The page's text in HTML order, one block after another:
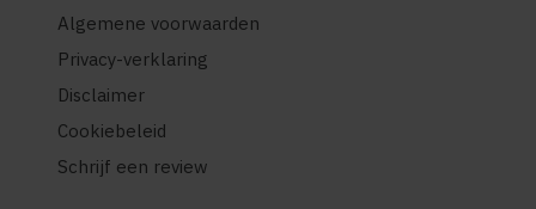
Algemene voorwaarden
Privacy-verklaring
Disclaimer
Cookiebeleid
Schrijf een review